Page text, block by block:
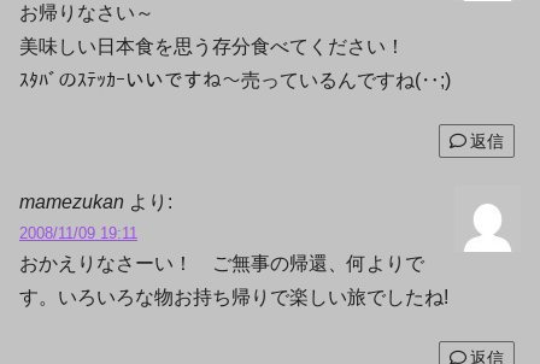
お帰りなさい～
美味しい日本食を思う存分食べてください！
ｽﾀﾊﾞのｽﾃｯｶｰいいですね～売っているんですね(‥;)
返信
mamezukan より:
2008/11/09 19:11
おかえりなさーい！ ご無事の帰還、何よりで
す。いろいろな物お持ち帰りで楽しい旅でしたね!
返信